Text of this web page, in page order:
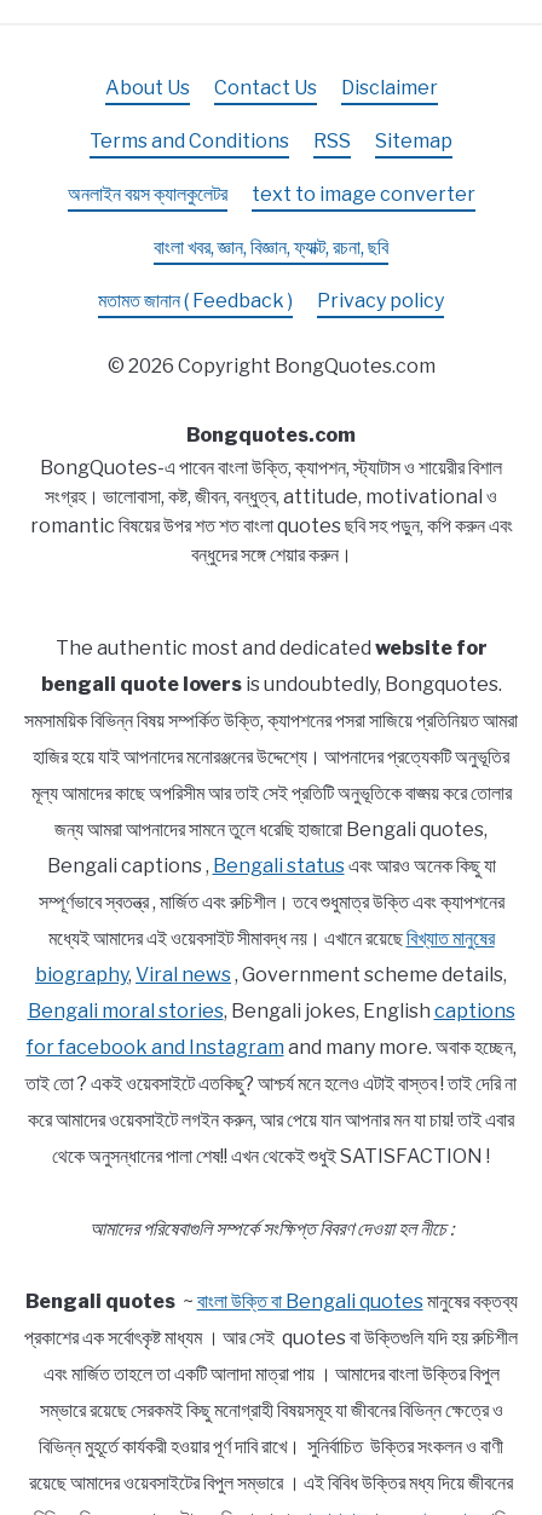
About Us Contact Us Disclaimer
Terms and Conditions RSS Sitemap
অনলাইন বয়স ক্যালকুলেটর text to image converter
বাংলা খবর, জ্ঞান, বিজ্ঞান, ফ্যাক্ট, রচনা, ছবি
মতামত জানান ( Feedback ) Privacy policy
© 2026 Copyright BongQuotes.com
Bongquotes.com
BongQuotes-এ পাবেন বাংলা উক্তি, ক্যাপশন, স্ট্যাটাস ও শায়েরীর বিশাল
সংগ্রহ। ভালোবাসা, কষ্ট, জীবন, বন্ধুত্ব, attitude, motivational ও
romantic বিষয়ের উপর শত শত বাংলা quotes ছবি সহ পড়ুন, কপি করুন এবং
বন্ধুদের সঙ্গে শেয়ার করুন।
The authentic most and dedicated website for
bengali quote loversis undoubtedly, Bongquotes.
সমসাময়িক বিভিন্ন বিষয় সম্পর্কিত উক্তি, ক্যাপশনের পসরা সাজিয়ে প্রতিনিয়ত আমরা
হাজির হয়ে যাই আপনাদের মনোরঞ্জনের উদ্দেশ্যে। আপনাদের প্রত্যেকটি অনুভূতির
মূল্য আমাদের কাছে অপরিসীম আর তাই সেই প্রতিটি অনুভূতিকে বাঙ্ময় করে তোলার
জন্য আমরা আপনাদের সামনে তুলে ধরেছি হাজারো Bengali quotes,
Bengali captions , Bengali statusএবং আরও অনেক কিছু যা
সম্পূর্ণভাবে স্বতন্ত্র , মার্জিত এবং রুচিশীল। তবে শুধুমাত্র উক্তি এবং ক্যাপশনের
মধ্যেই আমাদের এই ওয়েবসাইট সীমাবদ্ধ নয়। এখানে রয়েছেবিখ্যাত মানুষের
biography, Viral news, Government scheme details,
Bengali moral stories, Bengali jokes, English captions
for facebook and Instagram and many more. অবাক হচ্ছেন,
তাই তো ? একই ওয়েবসাইটে এতকিছু? আশ্চর্য মনে হলেও এটাই বাস্তব ! তাই দেরি না
করে আমাদের ওয়েবসাইটে লগইন করুন, আর পেয়ে যান আপনার মন যা চায়! তাই এবার
থেকে অনুসন্ধানের পালা শেষ!! এখন থেকেই শুধুই SATISFACTION !
আমাদের পরিষেবাগুলি সম্পর্কে সংক্ষিপ্ত বিবরণ দেওয়া হল নীচে :
Bengali quotes~ বাংলা উক্তি বা Bengali quotesমানুষের বক্তব্য
প্রকাশের এক সর্বোৎকৃষ্ট মাধ্যম । আর সেই quotes বা উক্তিগুলি যদি হয় রুচিশীল
এবং মার্জিত তাহলে তা একটি আলাদা মাত্রা পায় । আমাদের বাংলা উক্তির বিপুল
সম্ভারে রয়েছে সেরকমই কিছু মনোগ্রাহী বিষয়সমূহ যা জীবনের বিভিন্ন ক্ষেত্রে ও
বিভিন্ন মুহূর্তে কার্যকরী হওয়ার পূর্ণ দাবি রাখে। সুনির্বাচিত উক্তির সংকলন ও বাণী
রয়েছে আমাদের ওয়েবসাইটের বিপুল সম্ভারে । এই বিবিধ উক্তির মধ্য দিয়ে জীবনের